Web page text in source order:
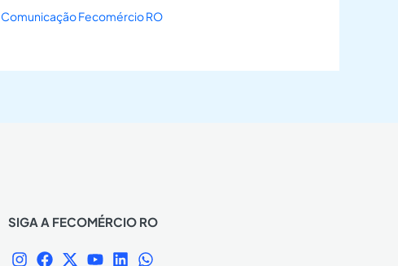
Comunicação Fecomércio RO
SIGA A FECOMÉRCIO RO
I
F
X
Y
L
W